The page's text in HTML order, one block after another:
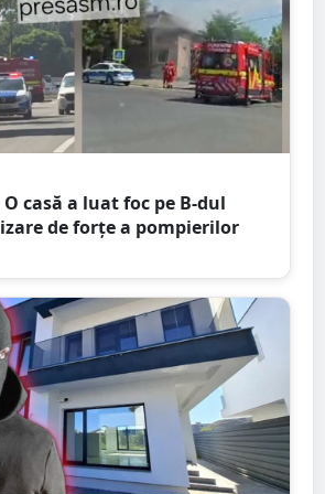
O casă a luat foc pe B-dul
de forțe a pompierilor